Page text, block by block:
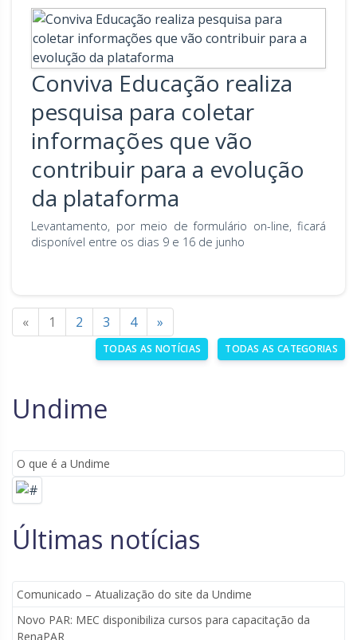
Conviva Educação realiza
pesquisa para coletar
informações que vão
contribuir para a evolução
da plataforma
Levantamento, por meio de formulário on-line, ficará
disponível entre os dias 9 e 16 de junho
« 1 2 3 4 »
TODAS AS NOTÍCIAS TODAS AS CATEGORIAS
Undime
O que é a Undime
Últimas notícias
Comunicado – Atualização do site da Undime
Novo PAR: MEC disponibiliza cursos para capacitação da
RenaPAR